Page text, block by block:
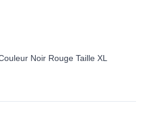
Noir Rouge Taille XL